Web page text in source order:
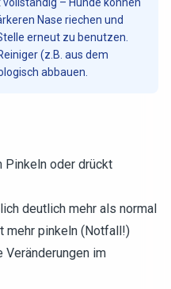
Nase riechen und
erneut zu benutzen.
(z.B. aus dem
abbauen.
Pinkeln oder drückt
deutlich mehr als normal
mehr pinkeln (Notfall!)
im